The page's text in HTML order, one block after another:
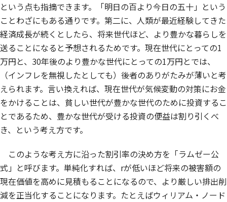
という点も指摘できます。「明日の百より今日の五十」という
ことわざにもある通りです。第二に、人類が最近経験してきた
経済成長が続くとしたら、将来世代ほど、より豊かな暮らしを
送ることになると予想されるためです。現在世代にとっての1
万円と、30年後のより豊かな世代にとっての1万円とでは、
（インフレを無視したとしても）後者のありがたみが薄いと考
えられます。言い換えれば、現在世代が気候変動の対策にお金
をかけることは、貧しい世代が豊かな世代のために投資するこ
とであるため、豊かな世代が受ける投資の便益は割り引くべ
き、という考え方です。
このような考え方に沿った割引率の決め方を「ラムゼー公
式」と呼びます。単純化すれば、 rが低いほど将来の被害額の
現在価値を高めに見積もることになるので、より厳しい排出削
減を正当化することになります。たとえばウィリアム・ノード